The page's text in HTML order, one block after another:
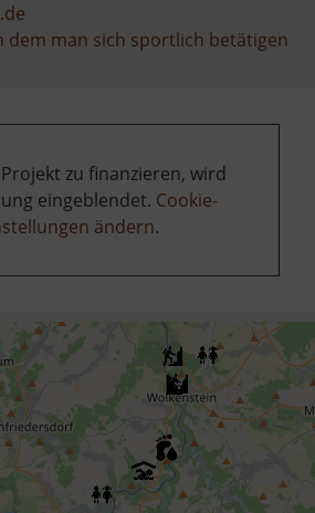
dem man sich sportlich betätigen
zu finanzieren, wird
eingeblendet. Cookie-
ändern.